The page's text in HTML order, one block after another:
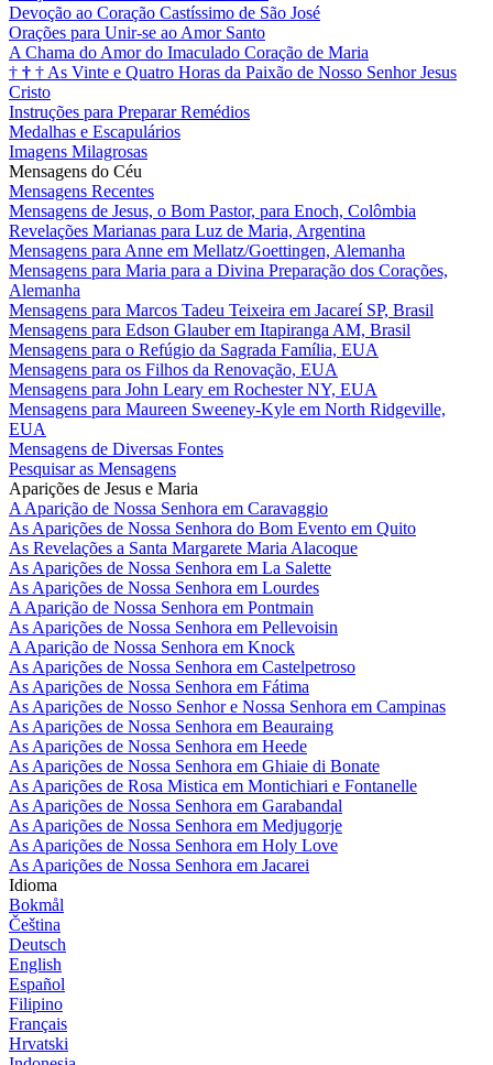
Devoção ao Coração Castíssimo de São José
Orações para Unir-se ao Amor Santo
A Chama do Amor do Imaculado Coração de Maria
† † † As Vinte e Quatro Horas da Paixão de Nosso Senhor Jesus
Cristo
Instruções para Preparar Remédios
Medalhas e Escapulários
Imagens Milagrosas
Mensagens do Céu
Mensagens Recentes
Mensagens de Jesus, o Bom Pastor, para Enoch, Colômbia
Revelações Marianas para Luz de Maria, Argentina
Mensagens para Anne em Mellatz/Goettingen, Alemanha
Mensagens para Maria para a Divina Preparação dos Corações,
Alemanha
Mensagens para Marcos Tadeu Teixeira em Jacareí SP, Brasil
Mensagens para Edson Glauber em Itapiranga AM, Brasil
Mensagens para o Refúgio da Sagrada Família, EUA
Mensagens para os Filhos da Renovação, EUA
Mensagens para John Leary em Rochester NY, EUA
Mensagens para Maureen Sweeney-Kyle em North Ridgeville,
EUA
Mensagens de Diversas Fontes
Pesquisar as Mensagens
Aparições de Jesus e Maria
A Aparição de Nossa Senhora em Caravaggio
As Aparições de Nossa Senhora do Bom Evento em Quito
As Revelações a Santa Margarete Maria Alacoque
As Aparições de Nossa Senhora em La Salette
As Aparições de Nossa Senhora em Lourdes
A Aparição de Nossa Senhora em Pontmain
As Aparições de Nossa Senhora em Pellevoisin
A Aparição de Nossa Senhora em Knock
As Aparições de Nossa Senhora em Castelpetroso
As Aparições de Nossa Senhora em Fátima
As Aparições de Nosso Senhor e Nossa Senhora em Campinas
As Aparições de Nossa Senhora em Beauraing
As Aparições de Nossa Senhora em Heede
As Aparições de Nossa Senhora em Ghiaie di Bonate
As Aparições de Rosa Mistica em Montichiari e Fontanelle
As Aparições de Nossa Senhora em Garabandal
As Aparições de Nossa Senhora em Medjugorje
As Aparições de Nossa Senhora em Holy Love
As Aparições de Nossa Senhora em Jacarei
Idioma
Bokmål
Čeština
Deutsch
English
Español
Filipino
Français
Hrvatski